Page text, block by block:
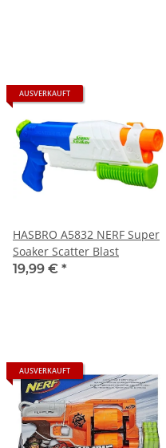
AUSVERKAUFT
HASBRO A5832 NERF Super
Soaker Scatter Blast
19,99 € *
AUSVERKAUFT